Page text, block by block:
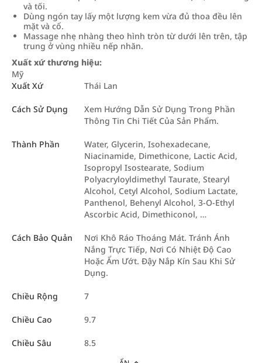
và tối.
Dùng ngón tay lấy một lượng kem vừa đủ thoa đều lên
mặt và cổ.
Massage nhẹ nhàng theo hình tròn từ dưới lên trên, tập
trung ở vùng nhiều nếp nhăn.
Xuất xứ thương hiệu:
Mỹ
Xuất Xứ
Thái Lan
Cách Sử Dụng
Xem Hướng Dẫn Sử Dụng Trong Phần
Thông Tin Chi Tiết Của Sản Phẩm.
Thành Phần
Water, Glycerin, Isohexadecane,
Niacinamide, Dimethicone, Lactic Acid,
Isopropyl Isostearate, Sodium
Polyacryloyldimethyl Taurate, Stearyl
Alcohol, Cetyl Alcohol, Sodium Lactate,
Panthenol, Behenyl Alcohol, 3-O-Ethyl
Ascorbic Acid, Dimethiconol, …
Cách Bảo Quản
Nơi Khô Ráo Thoáng Mát. Tránh Ánh
Nắng Trực Tiếp, Nơi Có Nhiệt Độ Cao
Hoặc Ẩm Ướt. Đậy Nắp Kín Sau Khi Sử
Dụng.
Chiều Rộng 7
Chiều Cao 9.7
Chiều Sâu 8.5